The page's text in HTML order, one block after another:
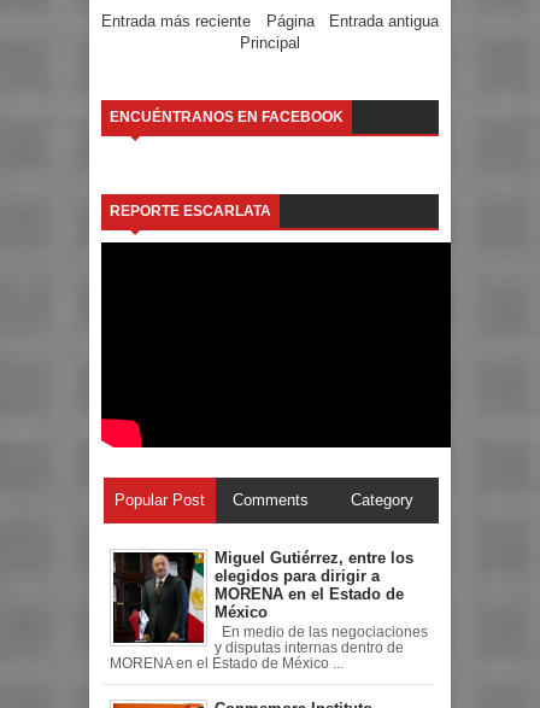
Entrada más reciente Entrada antigua
Página
Principal
ENCUÉNTRANOS EN FACEBOOK
REPORTE ESCARLATA
Popular Post Comments Category
Miguel Gutiérrez, entre los
elegidos para dirigir a
MORENA en el Estado de
México
En medio de las negociaciones
y disputas internas dentro de
MORENA en el Estado de México ...